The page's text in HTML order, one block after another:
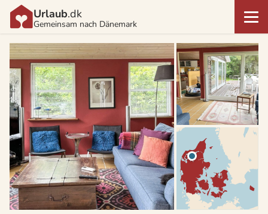
Urlaub.dk
Gemeinsam nach Dänemark